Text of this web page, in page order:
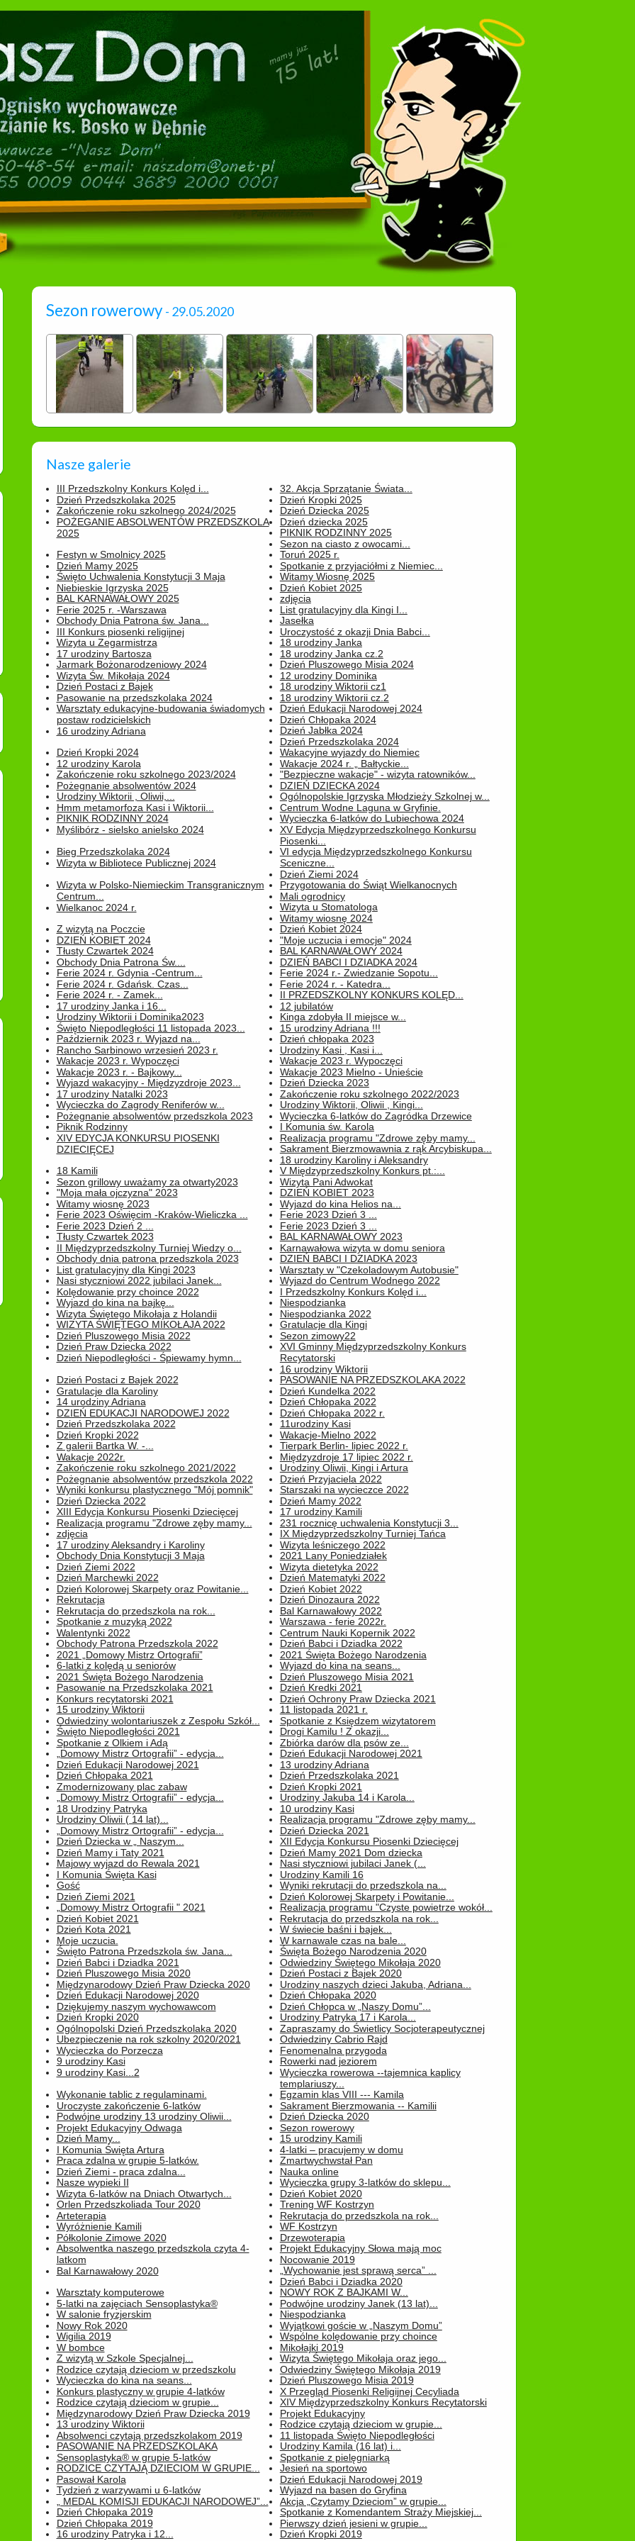
Sezon rowerowy- 29.05.2020
Nasze galerie
III Przedszkolny Konkurs Kolęd i...
Dzień Przedszkolaka 2025
32. Akcja Sprzątanie Świata...
Dzień Kropki 2025
Zakończenie roku szkolnego 2024/2025
POŻEGANIE ABSOLWENTÓW PRZEDSZKOLA
2025
Dzień Dziecka 2025
Dzień dziecka 2025
PIKNIK RODZINNY 2025
Sezon na ciasto z owocami...
Festyn w Smolnicy 2025
Dzień Mamy 2025
Toruń 2025 r.
Spotkanie z przyjaciółmi z Niemiec...
Święto Uchwalenia Konstytucji 3 Maja
Niebieskie Igrzyska 2025
Witamy Wiosnę 2025
Dzień Kobiet 2025
BAL KARNAWAŁOWY 2025
Ferie 2025 r. -Warszawa
zdjęcia
List gratulacyjny dla Kingi I...
Obchody Dnia Patrona św. Jana...
III Konkurs piosenki religijnej
Jasełka
Uroczystość z okazji Dnia Babci...
Wizyta u Zegarmistrza
17 urodziny Bartosza
18 urodziny Janka
18 urodziny Janka cz.2
Jarmark Bożonarodzeniowy 2024
Wizyta Św. Mikołaja 2024
Dzień Pluszowego Misia 2024
12 urodziny Dominika
Dzień Postaci z Bajek
Pasowanie na przedszkolaka 2024
18 urodziny Wiktorii cz1
18 urodziny Wiktorii cz.2
Warsztaty edukacyjne-budowania świadomych
postaw rodzicielskich
16 urodziny Adriana
Dzień Edukacji Narodowej 2024
Dzień Chłopaka 2024
Dzień Jabłka 2024
Dzień Przedszkolaka 2024
Dzień Kropki 2024
12 urodziny Karola
Wakacyjne wyjazdy do Niemiec
Wakacje 2024 r. „ Bałtyckie...
Zakończenie roku szkolnego 2023/2024
Pożegnanie absolwentów 2024
"Bezpieczne wakacje" - wizyta ratowników...
DZIEŃ DZIECKA 2024
Urodziny Wiktorii , Oliwii,...
Hmm metamorfoza Kasi i Wiktorii...
Ogólnopolskie Igrzyska Młodzieży Szkolnej w...
Centrum Wodne Laguna w Gryfinie.
PIKNIK RODZINNY 2024
Myślibórz - sielsko anielsko 2024
Wycieczka 6-latków do Lubiechowa 2024
XV Edycja Międzyprzedszkolnego Konkursu
Piosenki...
Bieg Przedszkolaka 2024
Wizyta w Bibliotece Publicznej 2024
VI edycja Międzyprzedszkolnego Konkursu
Sceniczne...
Dzień Ziemi 2024
Wizyta w Polsko-Niemieckim Transgranicznym
Centrum...
Wielkanoc 2024 r.
Przygotowania do Świąt Wielkanocnych
Mali ogrodnicy
Wizyta u Stomatologa
Witamy wiosnę 2024
Z wizytą na Poczcie
DZIEŃ KOBIET 2024
Dzień Kobiet 2024
"Moje uczucia i emocje" 2024
Tłusty Czwartek 2024
Obchody Dnia Patrona Św....
BAL KARNAWAŁOWY 2024
DZIEŃ BABCI I DZIADKA 2024
Ferie 2024 r. Gdynia -Centrum...
Ferie 2024 r. Gdańsk. Czas...
Ferie 2024 r.- Zwiedzanie Sopotu...
Ferie 2024 r. - Katedra...
Ferie 2024 r. - Zamek...
17 urodziny Janka i 16...
II PRZEDSZKOLNY KONKURS KOLĘD...
12 jubilatów
Urodziny Wiktorii i Dominika2023
Święto Niepodległości 11 listopada 2023...
Kinga zdobyła II miejsce w...
15 urodziny Adriana !!!
Październik 2023 r. Wyjazd na...
Rancho Sarbinowo wrzesień 2023 r.
Dzień chłopaka 2023
Urodziny Kasi , Kasi i...
Wakacje 2023 r. Wypoczęci
Wakacje 2023 r. - Bajkowy...
Wakacje 2023 r. Wypoczęci
Wakacje 2023 Mielno - Unieście
Wyjazd wakacyjny - Międzyzdroje 2023...
17 urodziny Natalki 2023
Dzień Dziecka 2023
Zakończenie roku szkolnego 2022/2023
Wycieczka do Zagrody Reniferów w...
Pożegnanie absolwentów przedszkola 2023
Urodziny Wiktorii, Oliwii , Kingi...
Wycieczka 6-latków do Zagródka Drzewice
Piknik Rodzinny
XIV EDYCJA KONKURSU PIOSENKI
DZIECIĘCEJ
I Komunia św. Karola
Realizacja programu "Zdrowe zęby mamy...
Sakrament Bierzmowawnia z rąk Arcybiskupa...
18 urodziny Karoliny i Aleksandry
18 Kamili
Sezon grillowy uważamy za otwarty2023
V Międzyprzedszkolny Konkurs pt.:...
Wizyta Pani Adwokat
"Moja mała ojczyzna" 2023
Witamy wiosnę 2023
DZIEŃ KOBIET 2023
Wyjazd do kina Helios na...
Ferie 2023 Oświęcim -Kraków-Wieliczka ...
Ferie 2023 Dzień 2 ...
Ferie 2023 Dzień 3 ...
Ferie 2023 Dzień 3 ...
Tłusty Czwartek 2023
II Międzyprzedszkolny Turniej Wiedzy o...
BAL KARNAWAŁOWY 2023
Karnawałowa wizyta w domu seniora
Obchody dnia patrona przedszkola 2023
List gratulacyjny dla Kingi 2023
DZIEŃ BABCI I DZIADKA 2023
Warsztaty w "Czekoladowym Autobusie"
Nasi styczniowi 2022 jubilaci Janek...
Kolędowanie przy choince 2022
Wyjazd do Centrum Wodnego 2022
I Przedszkolny Konkurs Kolęd i...
Wyjazd do kina na bajkę...
Wizyta Świętego Mikołaja z Holandii
Niespodzianka
Niespodzianka 2022
WIZYTA ŚWIĘTEGO MIKOŁAJA 2022
Dzień Pluszowego Misia 2022
Gratulacje dla Kingi
Sezon zimowy22
Dzień Praw Dziecka 2022
Dzień Niepodległości - Śpiewamy hymn...
XVI Gminny Międzyprzedszkolny Konkurs
Recytatorski
16 urodziny Wiktorii
Dzień Postaci z Bajek 2022
Gratulacje dla Karoliny
PASOWANIE NA PRZEDSZKOLAKA 2022
Dzień Kundelka 2022
14 urodziny Adriana
DZIEŃ EDUKACJI NARODOWEJ 2022
Dzień Chłopaka 2022
Dzień Chłopaka 2022 r.
Dzień Przedszkolaka 2022
Dzień Kropki 2022
11urodziny Kasi
Wakacje-Mielno 2022
Z galerii Bartka W. -...
Wakacje 2022r.
Tierpark Berlin- lipiec 2022 r.
Międzyzdroje 17 lipiec 2022 r.
Zakończenie roku szkolnego 2021/2022
Pożegnanie absolwentów przedszkola 2022
Urodziny Oliwii, Kingi i Artura
Dzień Przyjaciela 2022
Wyniki konkursu plastycznego "Mój pomnik"
Dzień Dziecka 2022
Starszaki na wycieczce 2022
Dzień Mamy 2022
XIII Edycja Konkursu Piosenki Dziecięcej
Realizacja programu "Zdrowe zęby mamy...
17 urodziny Kamili
231 rocznicę uchwalenia Konstytucji 3...
zdjęcia
17 urodziny Aleksandry i Karoliny
IX Międzyprzedszkolny Turniej Tańca
Wizyta leśniczego 2022
Obchody Dnia Konstytucji 3 Maja
Dzień Ziemi 2022
2021 Lany Poniedziałek
Wizyta dietetyka 2022
Dzień Marchewki 2022
Dzień Kolorowej Skarpety oraz Powitanie...
Dzień Matematyki 2022
Dzień Kobiet 2022
Rekrutacja
Rekrutacja do przedszkola na rok...
Dzień Dinozaura 2022
Bal Karnawałowy 2022
Spotkanie z muzyką 2022
Walentynki 2022
Warszawa - ferie 2022r.
Centrum Nauki Kopernik 2022
Obchody Patrona Przedszkola 2022
2021 „Domowy Mistrz Ortografii”
Dzień Babci i Dziadka 2022
2021 Święta Bożego Narodzenia
6-latki z kolędą u seniorów
2021 Święta Bożego Narodzenia
Wyjazd do kina na seans...
Dzień Pluszowego Misia 2021
Pasowanie na Przedszkolaka 2021
Konkurs recytatorski 2021
Dzień Kredki 2021
Dzień Ochrony Praw Dziecka 2021
15 urodziny Wiktorii
Odwiedziny wolontariuszek z Zespołu Szkół...
11 listopada 2021 r.
Spotkanie z Księdzem wizytatorem
Święto Niepodległości 2021
Spotkanie z Olkiem i Adą
Drogi Kamilu ! Z okazji...
Zbiórka darów dla psów ze...
„Domowy Mistrz Ortografii” - edycja...
Dzień Edukacji Narodowej 2021
Dzień Edukacji Narodowej 2021
13 urodziny Adriana
Dzień Chłopaka 2021
Zmodernizowany plac zabaw
Dzień Przedszkolaka 2021
Dzień Kropki 2021
„Domowy Mistrz Ortografii” - edycja...
18 Urodziny Patryka
Urodziny Jakuba 14 i Karola...
10 urodziny Kasi
Urodziny Oliwii ( 14 lat)...
„Domowy Mistrz Ortografii” - edycja...
Realizacja programu "Zdrowe zęby mamy...
Dzień Dziecka 2021
Dzień Dziecka w „ Naszym...
Dzień Mamy i Taty 2021
XII Edycja Konkursu Piosenki Dziecięcej
Dzień Mamy 2021 Dom dziecka
Majowy wyjazd do Rewala 2021
I Komunia Święta Kasi
Nasi styczniowi jubilaci Janek (...
Urodziny Kamili 16
Gość
Dzień Ziemi 2021
Wyniki rekrutacji do przedszkola na...
Dzień Kolorowej Skarpety i Powitanie...
„Domowy Mistrz Ortografii " 2021
Dzień Kobiet 2021
Realizacja programu "Czyste powietrze wokół...
Rekrutacja do przedszkola na rok...
Dzień Kota 2021
Moje uczucia.
W świecie baśni i bajek...
W karnawale czas na bale...
Święto Patrona Przedszkola św. Jana...
Dzień Babci i Dziadka 2021
Święta Bożego Narodzenia 2020
Odwiedziny Świętego Mikołaja 2020
Dzień Pluszowego Misia 2020
Międzynarodowy Dzień Praw Dziecka 2020
Dzień Postaci z Bajek 2020
Urodziny naszych dzieci Jakuba, Adriana...
Dzień Edukacji Narodowej 2020
Dziękujemy naszym wychowawcom
Dzień Chłopaka 2020
Dzień Chłopca w „Naszy Domu”...
Dzień Kropki 2020
Ogólnopolski Dzień Przedszkolaka 2020
Urodziny Patryka 17 i Karola...
Zapraszamy do Świetlicy Socjoterapeutycznej
Ubezpieczenie na rok szkolny 2020/2021
Wycieczka do Porzecza
Odwiedziny Cabrio Rajd
Fenomenalna przygoda
9 urodziny Kasi
9 urodziny Kasi...2
Rowerki nad jeziorem
Wycieczka rowerowa --tajemnica kaplicy
templariuszy...
Wykonanie tablic z regulaminami.
Uroczyste zakończenie 6-latków
Egzamin klas VIII --- Kamila
Sakrament Bierzmowania -- Kamilii
Podwójne urodziny 13 urodziny Oliwii...
Projekt Edukacyjny Odwaga
Dzień Dziecka 2020
Sezon rowerowy
Dzień Mamy...
I Komunia Święta Artura
15 urodziny Kamili
4-latki – pracujemy w domu
Praca zdalna w grupie 5-latków.
Dzień Ziemi - praca zdalna...
Zmartwychwstał Pan
Nauka online
Nasze wypieki II
Wizyta 6-latków na Dniach Otwartych...
Wycieczka grupy 3-latków do sklepu...
Dzień Kobiet 2020
Orlen Przedszkoliada Tour 2020
Arteterapia
Trening WF Kostrzyn
Rekrutacja do przedszkola na rok...
Wyróżnienie Kamili
Półkolonie Zimowe 2020
WF Kostrzyn
Drzewoterapia
Absolwentka naszego przedszkola czyta 4-
latkom
Bal Karnawałowy 2020
Projekt Edukacyjny Słowa mają moc
Nocowanie 2019
„Wychowanie jest sprawą serca” ...
Dzień Babci i Dziadka 2020
Warsztaty komputerowe
5-latki na zajęciach Sensoplastyka®
NOWY ROK Z BAJKAMI W...
Podwójne urodziny Janek (13 lat)...
W salonie fryzjerskim
Nowy Rok 2020
Niespodzianka
Wyjątkowi goście w „Naszym Domu”
Wigilia 2019
W bombce
Wspólne kolędowanie przy choince
Mikołajki 2019
Z wizytą w Szkole Specjalnej...
Rodzice czytają dzieciom w przedszkolu
Wizyta Świętego Mikołaja oraz jego...
Odwiedziny Świętego Mikołaja 2019
Wycieczka do kina na seans...
Konkurs plastyczny w grupie 4-latków
Dzień Pluszowego Misia 2019
X Przegląd Piosenki Religijnej Cecyliada
Rodzice czytają dzieciom w grupie...
Międzynarodowy Dzień Praw Dziecka 2019
XIV Międzyprzedszkolny Konkurs Recytatorski
Projekt Edukacyjny
13 urodziny Wiktorii
Absolwenci czytają przedszkolakom 2019
Rodzice czytają dzieciom w grupie...
11 listopada Święto Niepodległości
PASOWANIE NA PRZEDSZKOLAKA
Sensoplastyka® w grupie 5-latków
Urodziny Kamila (16 lat) i...
Spotkanie z pielęgniarką
RODZICE CZYTAJĄ DZIECIOM W GRUPIE...
Pasował Karola
Jesień na sportowo
Dzień Edukacji Narodowej 2019
Tydzień z warzywami u 6-latków
„ MEDAL KOMISJI EDUKACJI NARODOWEJ”...
Wyjazd na basen do Gryfina
Akcja „Czytamy Dzieciom” w grupie...
Dzień Chłopaka 2019
Dzień Chłopaka 2019
Spotkanie z Komendantem Straży Miejskiej...
Pierwszy dzień jesieni w grupie...
16 urodziny Patryka i 12...
Dzień Kropki 2019